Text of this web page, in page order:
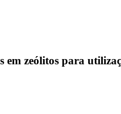
em zeólitos para